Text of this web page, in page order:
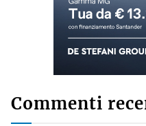
Commenti